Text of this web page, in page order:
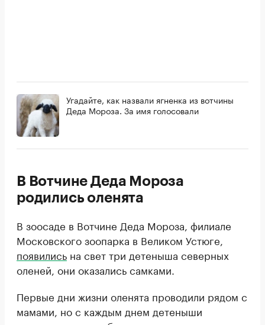
Угадайте, как назвали ягненка из вотчины
Деда Мороза. За имя голосовали
В Вотчине Деда Мороза
родились оленята
В зоосаде в Вотчине Деда Мороза, филиале
Московского зоопарка в Великом Устюге,
появились на свет три детеныша северных
оленей, они оказались самками.
Первые дни жизни оленята проводили рядом с
мамами, но с каждым днем детеныши